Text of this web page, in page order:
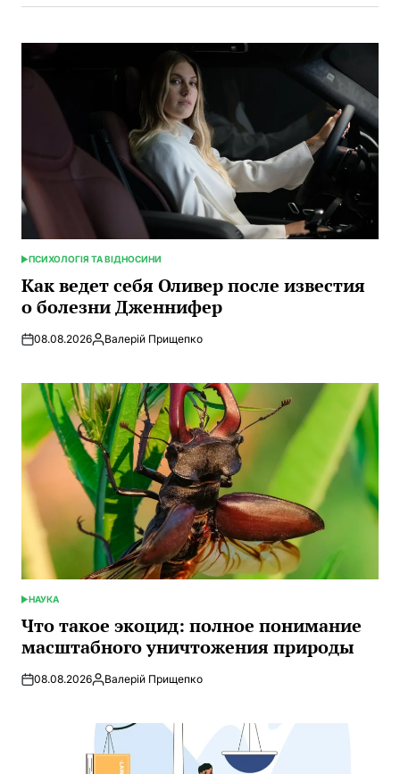
ОПУБЛИКОВАНО
В
ПСИХОЛОГІЯ ТА ВІДНОСИНИ
Как ведет себя Оливер после известия
о болезни Дженнифер
08.08.2026Запись
Валерій Прищепко
ОПУБЛИКОВАНО
В
НАУКА
Что такое экоцид: полное понимание
масштабного уничтожения природы
08.08.2026Запись
Валерій Прищепко